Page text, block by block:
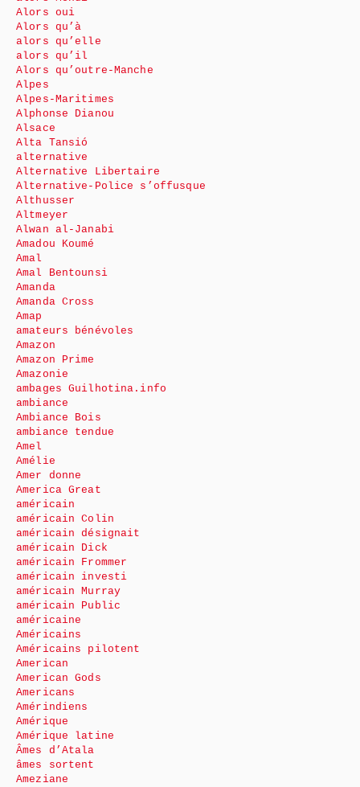
Alors oui
Alors qu’à
alors qu’elle
alors qu’il
Alors qu’outre-Manche
Alpes
Alpes-Maritimes
Alphonse Dianou
Alsace
Alta Tansió
alternative
Alternative Libertaire
Alternative-Police s’offusque
Althusser
Altmeyer
Alwan al-Janabi
Amadou Koumé
Amal
Amal Bentounsi
Amanda
Amanda Cross
Amap
amateurs bénévoles
Amazon
Amazon Prime
Amazonie
ambages Guilhotina.info
ambiance
Ambiance Bois
ambiance tendue
Amel
Amélie
Amer donne
America Great
américain
américain Colin
américain désignait
américain Dick
américain Frommer
américain investi
américain Murray
américain Public
américaine
Américains
Américains pilotent
American
American Gods
Americans
Amérindiens
Amérique
Amérique latine
Âmes d’Atala
âmes sortent
Ameziane